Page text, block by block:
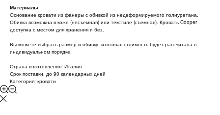
Материалы
Основание кровати из фанеры с обивкой из недеформируемого полиуретана.
Обивка возможна в коже (несъемная) или текстиле (съемная). Кровать Cooper
доступна с местом для хранения и без.
Вы можете выбрать размер и обивку, итоговая стоимость будет рассчитана в
индивидуальном порядке.
Страна изготовления: Италия
Срок поставки: до 90 календарных дней
Категория: кровати